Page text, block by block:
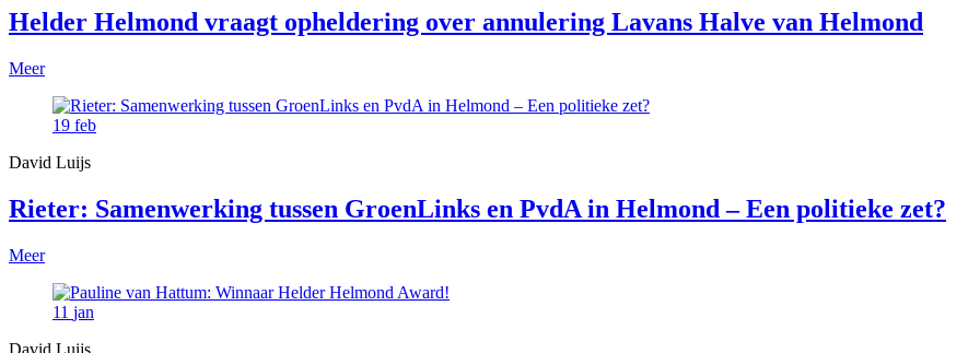
Helder Helmond vraagt opheldering over annulering Lavans Halve van Helmond
Meer
19 feb
David Luijs
Rieter: Samenwerking tussen GroenLinks en PvdA in Helmond – Een politieke zet?
Meer
11 jan
David Luijs